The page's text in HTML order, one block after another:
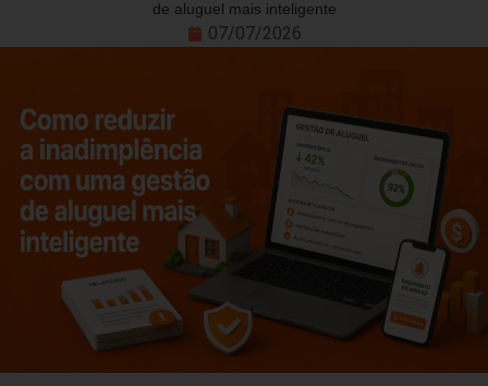
de aluguel mais inteligente
07/07/2026